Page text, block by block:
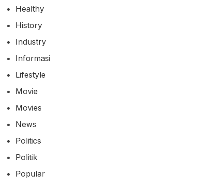
Healthy
History
Industry
Informasi
Lifestyle
Movie
Movies
News
Politics
Politik
Popular